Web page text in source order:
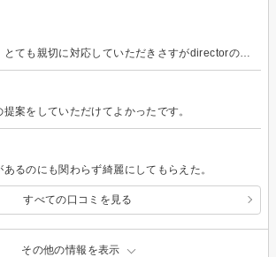
初回だったのですが、とても親切に対応していただきさすがdirectorの方だなと思いました。
案をしていただけてよかったです。
るのにも関わらず綺麗にしてもらえた。
すべての口コミを見る
その他の情報を表示